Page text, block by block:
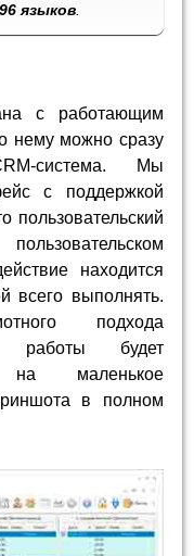
96 языков
с работающим
нему можно сразу
система. Мы
с поддержкой
пользовательский
находится
всего выполнять.
подхода
работы будет
на маленькое
в полном